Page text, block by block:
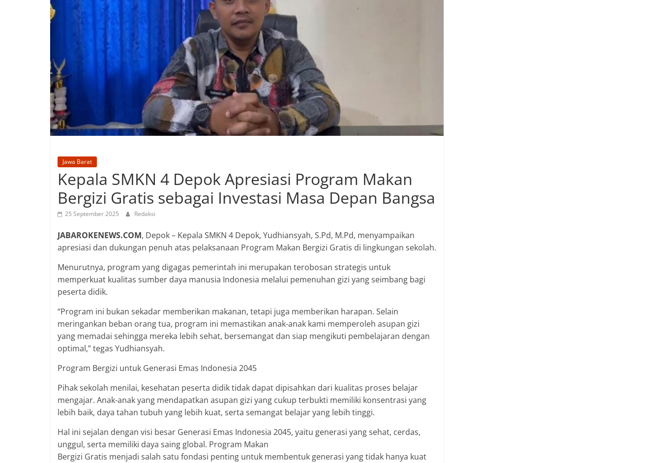
Jawa Barat
Kepala SMKN 4 Depok Apresiasi Program Makan
Bergizi Gratis sebagai Investasi Masa Depan Bangsa
25 September 2025 Redaksi
JABAROKENEWS.COM, Depok – Kepala SMKN 4 Depok, Yudhiansyah, S.Pd, M.Pd, menyampaikan
apresiasi dan dukungan penuh atas pelaksanaan Program Makan Bergizi Gratis di lingkungan sekolah.
Menurutnya, program yang digagas pemerintah ini merupakan terobosan strategis untuk
memperkuat kualitas sumber daya manusia Indonesia melalui pemenuhan gizi yang seimbang bagi
peserta didik.
“Program ini bukan sekadar memberikan makanan, tetapi juga memberikan harapan. Selain
meringankan beban orang tua, program ini memastikan anak-anak kami memperoleh asupan gizi
yang memadai sehingga mereka lebih sehat, bersemangat dan siap mengikuti pembelajaran dengan
optimal,” tegas Yudhiansyah.
Program Bergizi untuk Generasi Emas Indonesia 2045
Pihak sekolah menilai, kesehatan peserta didik tidak dapat dipisahkan dari kualitas proses belajar
mengajar. Anak-anak yang mendapatkan asupan gizi yang cukup terbukti memiliki konsentrasi yang
lebih baik, daya tahan tubuh yang lebih kuat, serta semangat belajar yang lebih tinggi.
Hal ini sejalan dengan visi besar Generasi Emas Indonesia 2045, yaitu generasi yang sehat, cerdas,
unggul, serta memiliki daya saing global. Program Makan
Bergizi Gratis menjadi salah satu fondasi penting untuk membentuk generasi yang tidak hanya kuat